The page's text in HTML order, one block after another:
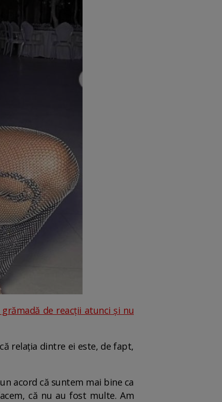
de reacții atunci și nu
relația dintre ei este, de fapt,
acord că suntem mai bine ca
că nu au fost multe. Am